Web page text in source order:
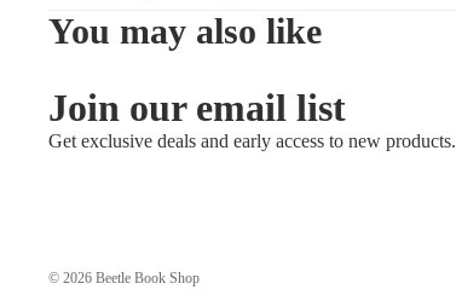
You may also like
Join our email list
Get exclusive deals and early access to new products.
© 2026 Beetle Book Shop